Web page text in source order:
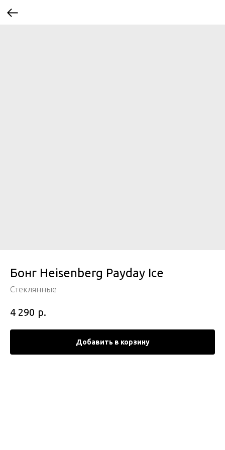
Бонг Heisenberg Payday Ice
Стеклянные
4 290 р.
Добавить в корзину